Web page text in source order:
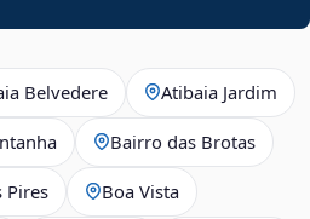
Belvedere Atibaia Jardim
Bairro das Brotas
Pires Boa Vista